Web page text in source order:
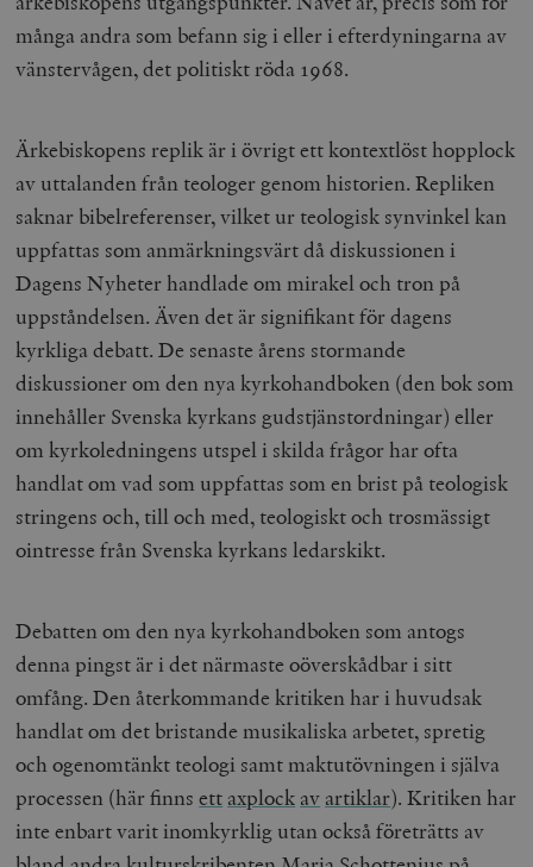
många andra som befann sig i eller i efterdyningarna av
vänstervågen, det politiskt röda 1968.
Ärkebiskopens replik är i övrigt ett kontextlöst hopplock
av uttalanden från teologer genom historien. Repliken
saknar bibelreferenser, vilket ur teologisk synvinkel kan
uppfattas som anmärkningsvärt då diskussionen i
Dagens Nyheter handlade om mirakel och tron på
uppståndelsen. Även det är signifikant för dagens
kyrkliga debatt. De senaste årens stormande
diskussioner om den nya kyrkohandboken (den bok som
innehåller Svenska kyrkans gudstjänstordningar) eller
om kyrkoledningens utspel i skilda frågor har ofta
handlat om vad som uppfattas som en brist på teologisk
stringens och, till och med, teologiskt och trosmässigt
ointresse från Svenska kyrkans ledarskikt.
Debatten om den nya kyrkohandboken som antogs
denna pingst är i det närmaste oöverskådbar i sitt
omfång. Den återkommande kritiken har i huvudsak
handlat om det bristande musikaliska arbetet, spretig
och ogenomtänkt teologi samt maktutövningen i själva
processen (här finnsett axplock av artiklar). Kritiken har
inte enbart varit inomkyrklig utan också företrätts av